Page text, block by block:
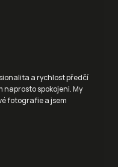
a rychlost předčí
naprosto spokojeni. My
fotografie a jsem